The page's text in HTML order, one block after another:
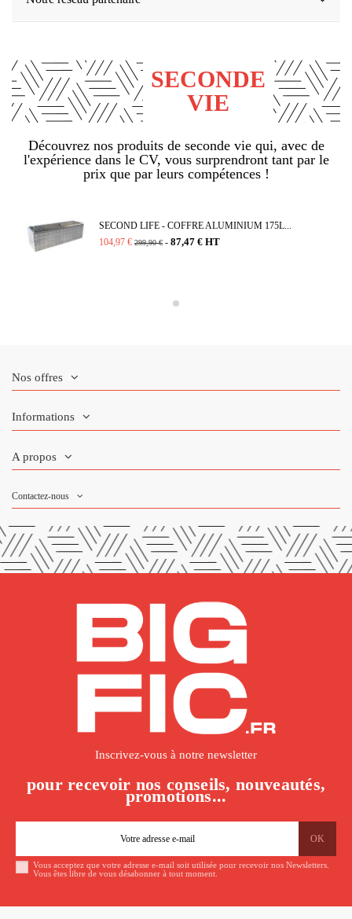
SECONDE
VIE
Découvrez nos produits de seconde vie qui, avec de
l'expérience dans le CV, vous surprendront tant par le
prix que par leurs compétences !
SECOND LIFE - COFFRE ALUMINIUM 175L...
104,97 € 299,90 € - 87,47 € HT
Nos offres
Informations
A propos
Contactez-nous
Inscrivez-vous à notre newsletter
pour recevoir nos conseils, nouveautés,
promotions...
Vous acceptez que votre adresse e-mail soit utilisée pour recevoir nos Newsletters.
Vous êtes libre de vous désabonner à tout moment.